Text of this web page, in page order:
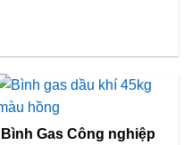
Bình Gas Công nghiệp